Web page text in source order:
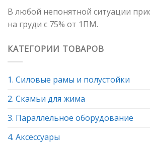
В любой непонятной ситуации
на груди с 75% от 1ПМ.
КАТЕГОРИИ ТОВАРОВ
1. Силовые рамы и полустойки
2. Скамьи для жима
3. Параллельное оборудование
4. Аксессуары